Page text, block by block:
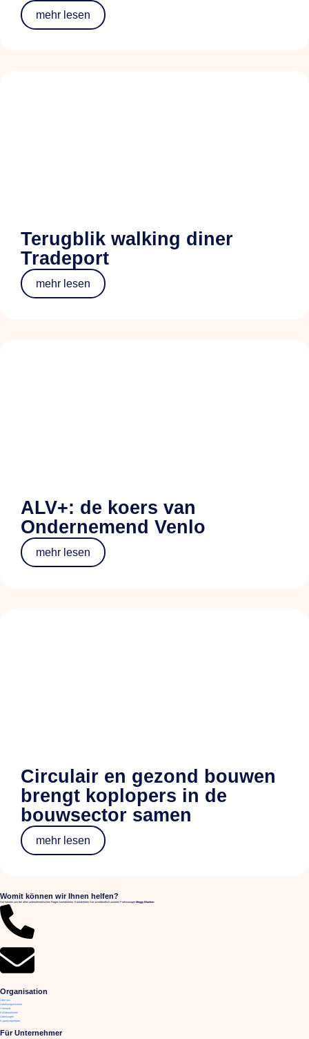
mehr lesen
Terugblik walking diner
Tradeport
mehr lesen
ALV+: de koers van
Ondernemend Venlo
mehr lesen
Circulair en gezond bouwen
brengt koplopers in de
bouwsector samen
mehr lesen
Womit können wir Ihnen helfen?
Sie können uns bei allen unternehmerischen Fragen kontaktieren. Kontaktieren Sie unverbindlich unseren Parkmanager Meggy Blanken:
Organisation
Über uns
Arbeitsorganisation
Vorstand
Kollaborationen
Abteilungen
Expertisegroepen
Für Unternehmer